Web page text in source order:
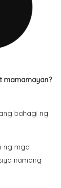
mamamayan?
bahagi ng
ng mga
namang